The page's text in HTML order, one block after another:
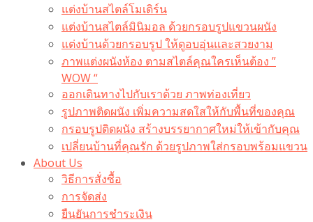
แต่งบ้านสไตล์โมเดิร์น
แต่งบ้านสไตล์มินิมอล ด้วยกรอบรูปแขวนผนัง
แต่งบ้านด้วยกรอบรูป ให้ดูอบอุ่นและสวยงาม
ภาพแต่งผนังห้อง ตามสไตล์คุณใครเห็นต้อง ”
WOW “
ออกเดินทางไปกับเราด้วย ภาพท่องเที่ยว
รูปภาพติดผนัง เพิ่มความสดใสให้กับพื้นที่ของคุณ
กรอบรูปติดผนัง สร้างบรรยากาศใหม่ให้เข้ากับคุณ
เปลี่ยนบ้านที่คุณรัก ด้วยรูปภาพใส่กรอบพร้อมแขวน​
About Us
วิธีการสั่งซื้อ
การจัดส่ง
ยืนยันการชำระเงิน